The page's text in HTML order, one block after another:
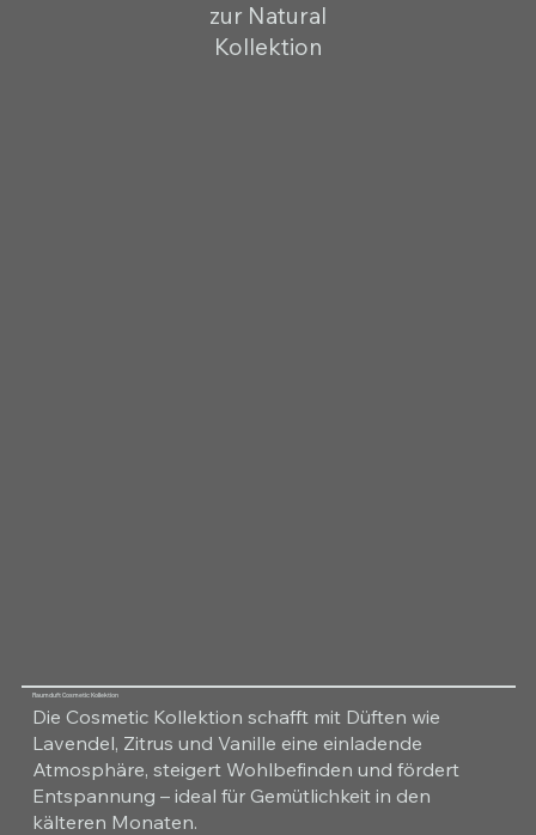
zur Natural
Kollektion
Raumduft Cosmetic Kollektion
Die Cosmetic Kollektion schafft mit Düften wie
Lavendel, Zitrus und Vanille eine einladende
Atmosphäre, steigert Wohlbefinden und fördert
Entspannung – ideal für Gemütlichkeit in den
kälteren Monaten.